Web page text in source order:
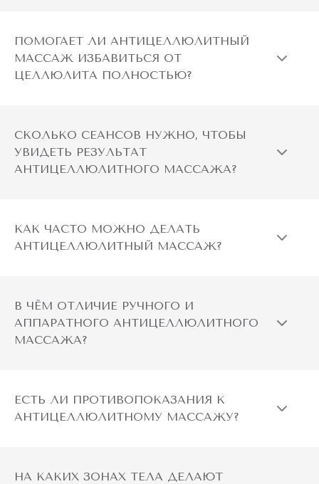
ПОМОГАЕТ ЛИ АНТИЦЕЛЛЮЛИТНЫЙ
МАССАЖ ИЗБАВИТЬСЯ ОТ
ЦЕЛЛЮЛИТА ПОЛНОСТЬЮ?
СКОЛЬКО СЕАНСОВ НУЖНО, ЧТОБЫ
УВИДЕТЬ РЕЗУЛЬТАТ
АНТИЦЕЛЛЮЛИТНОГО МАССАЖА?
КАК ЧАСТО МОЖНО ДЕЛАТЬ
АНТИЦЕЛЛЮЛИТНЫЙ МАССАЖ?
В ЧЁМ ОТЛИЧИЕ РУЧНОГО И
АППАРАТНОГО АНТИЦЕЛЛЮЛИТНОГО
МАССАЖА?
ЕСТЬ ЛИ ПРОТИВОПОКАЗАНИЯ К
АНТИЦЕЛЛЮЛИТНОМУ МАССАЖУ?
НА КАКИХ ЗОНАХ ТЕЛА ДЕЛАЮТ